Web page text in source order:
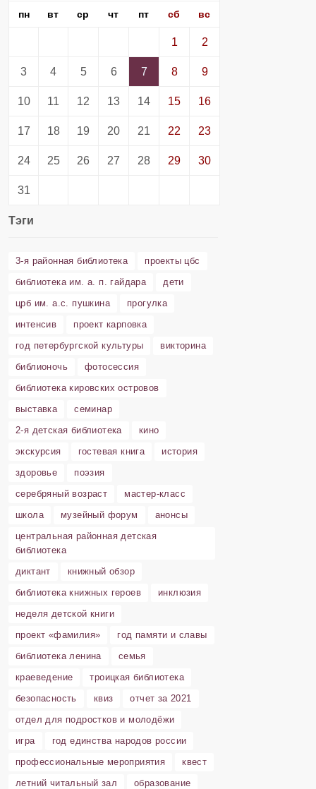
пн вт ср чт пт сб вс
1 2
3 4 5 6 7 8 9
10 11 12 13 14 15 16
17 18 19 20 21 22 23
24 25 26 27 28 29 30
31
Тэги
3-я районная библиотека
проекты цбс
библиотека им. а. п. гайдара
дети
црб им. а.с. пушкина
прогулка
интенсив
проект карповка
год петербургской культуры
викторина
библионочь
фотосессия
библиотека кировских островов
выставка
семинар
2-я детская библиотека
кино
экскурсия
гостевая книга
история
здоровье
поэзия
серебряный возраст
мастер-класс
школа
музейный форум
анонсы
центральная районная детская
библиотека
диктант
книжный обзор
библиотека книжных героев
инклюзия
неделя детской книги
проект «фамилия»
год памяти и славы
библиотека ленина
семья
краеведение
троицкая библиотека
безопасность
квиз
отчет за 2021
отдел для подростков и молодёжи
игра
год единства народов россии
профессиональные мероприятия
квест
летний читальный зал
образование